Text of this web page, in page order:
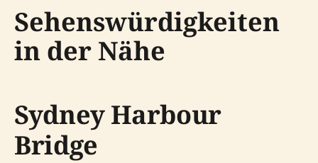
Sehenswürdigkeiten
in der Nähe
Sydney Harbour
Bridge